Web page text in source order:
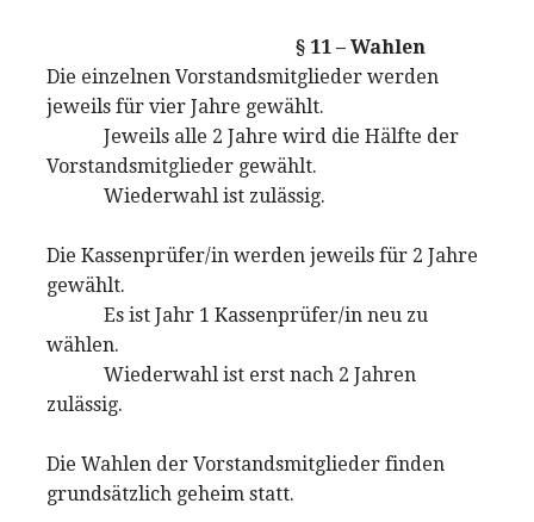
§ 11 – Wahlen
Die einzelnen Vorstandsmitglieder werden
jeweils für vier Jahre gewählt.
Jeweils alle 2 Jahre wird die Hälfte der
Vorstandsmitglieder gewählt.
Wiederwahl ist zulässig.
Die Kassenprüfer/in werden jeweils für 2 Jahre
gewählt.
Es ist Jahr 1 Kassenprüfer/in neu zu
wählen.
Wiederwahl ist erst nach 2 Jahren
zulässig.
Die Wahlen der Vorstandsmitglieder finden
grundsätzlich geheim statt.